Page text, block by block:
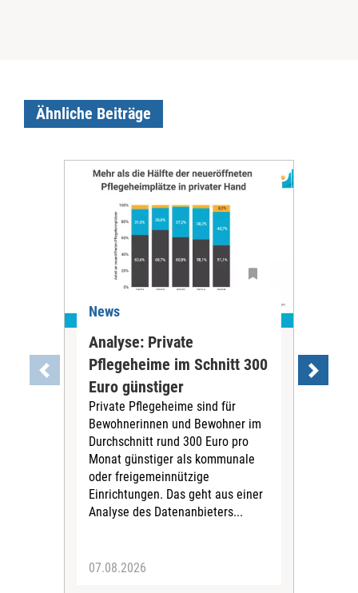
Ähnliche Beiträge
News
Analyse: Private
Pflegeheime im Schnitt 300
Euro günstiger
Private Pflegeheime sind für
Bewohnerinnen und Bewohner im
Durchschnitt rund 300 Euro pro
Monat günstiger als kommunale
oder freigemeinnützige
Einrichtungen. Das geht aus einer
Analyse des Datenanbieters...
07.08.2026